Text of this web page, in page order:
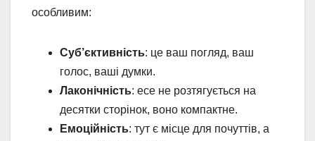
особливим:
Суб’єктивність: це ваш погляд, ваш
голос, ваші думки.
Лаконічність: есе не розтягується на
десятки сторінок, воно компактне.
Емоційність: тут є місце для почуттів, а